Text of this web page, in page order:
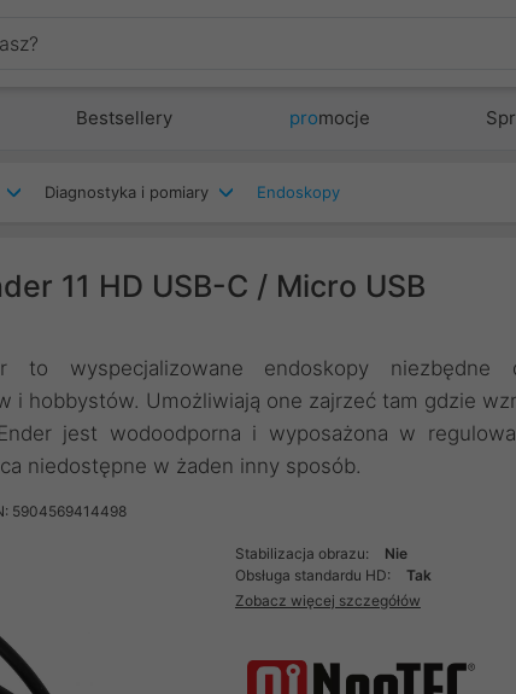
Bestsellery promocje
Diagnostyka i pomiary Endoskopy
11 HD USB-C / Micro USB
to wyspecjalizowane endoskopy niezbędne
i hobbystów. Umożliwiają one zajrzeć tam gdzie
jest wodoodporna i wyposażona w
niedostępne w żaden inny sposób.
5904569414498
Stabilizacja obrazu:
Nie
Obsługa standardu HD:
Tak
Zobacz więcej szczegółów